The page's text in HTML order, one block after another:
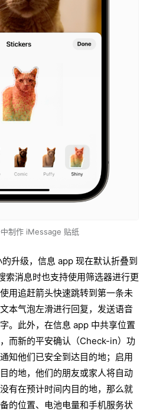
制作 iMessage 贴纸
升级，信息 app 现在默认折叠到
索消息时也支持使用筛选器进行更
用追赶箭头快速跳转到第一条未
本气泡左滑进行回复，发送语音
。此外，在信息 app 中共享位置
而新的平安确认（Check-in）功
知他们已安全到达目的地；启用
的地，他们的朋友或家人将自动
有在预计时间内目的地，那么就
的位置、电池电量和手机服务状